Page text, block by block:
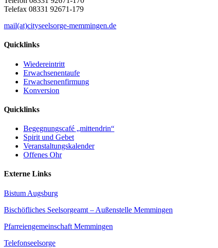
Telefax 08331 92671-179
mail(at)cityseelsorge-memmingen.de
Quicklinks
Wiedereintritt
Erwachsenentaufe
Erwachsenenfirmung
Konversion
Quicklinks
Begegnungscafé „mittendrin“
Spirit und Gebet
Veranstaltungskalender
Offenes Ohr
Externe Links
Bistum Augsburg
Bischöfliches Seelsorgeamt – Außenstelle Memmingen
Pfarreiengemeinschaft Memmingen
Telefonseelsorge